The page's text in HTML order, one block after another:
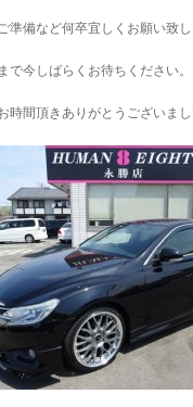
準備など何卒宜しくお願い致し
で今しばらくお待ちください。
時間頂きありがとうございまし